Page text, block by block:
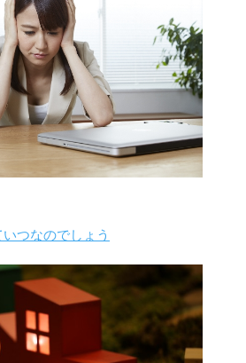
つなのでしょう